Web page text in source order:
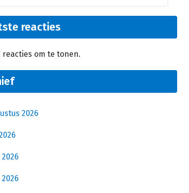
reacties
reacties om te tonen.
2026